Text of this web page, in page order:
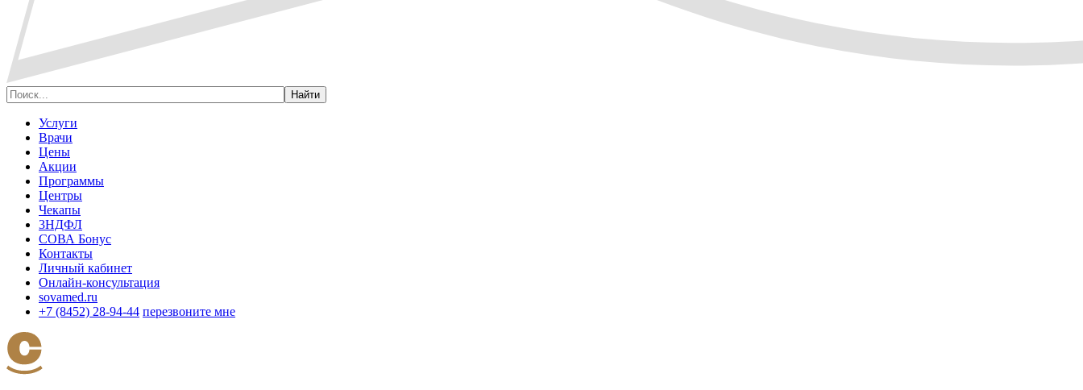
Услуги
Врачи
Цены
Акции
Программы
Центры
Чекапы
3НДФЛ
СОВА Бонус
Контакты
Личный кабинет
Онлайн-консультация
sovamed.ru
+7 (8452) 28-94-44 перезвоните мне